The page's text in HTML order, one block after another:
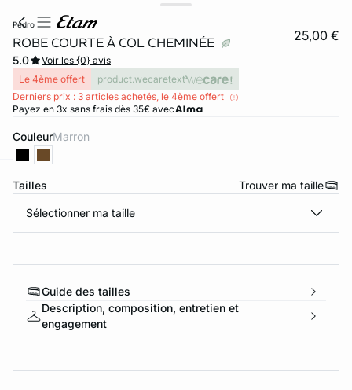
pedro
ROBE COURTE À COL CHEMINÉE 25,00 €
5.0
Voir les {0} avis
Le 4ème offert
product.wecaretext
Derniers prix : 3 articles achetés, le 4ème offert
Payez en 3x sans frais dès 35€ avec
Couleur marron
Tailles Trouver ma taille
Sélectionner ma taille
Guide des tailles
Description, composition, entretien et
engagement